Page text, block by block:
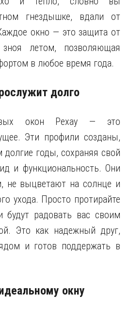
гнездышке, вдали от
окно — это защита от
летом, позволяющая
в любое время года.
долго
окон Рехау — это
Эти профили созданы,
годы, сохраняя свой
и функциональность. Они
не выцветают на солнце и
ухода. Просто протирайте
радовать вас своим
Это как надежный друг,
и готов поддержать в
окну